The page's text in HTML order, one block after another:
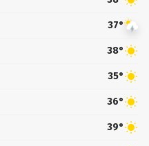
37°
38°
35°
36°
39°